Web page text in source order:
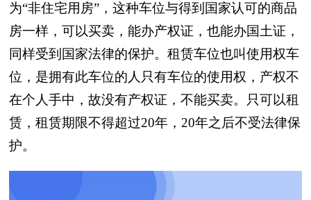
为“非住宅用房”，这种车位与得到国家认可的商品
房一样，可以买卖，能办产权证，也能办国土证，
同样受到国家法律的保护。租赁车位也叫使用权车
位，是拥有此车位的人只有车位的使用权，产权不
在个人手中，故没有产权证，不能买卖。只可以租
赁，租赁期限不得超过20年，20年之后不受法律保
护。